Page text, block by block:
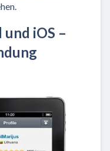
iOS –